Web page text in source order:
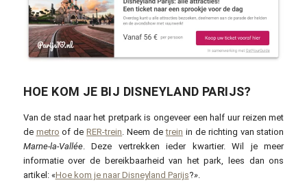
HOE KOM JE BIJ DISNEYLAND PARIJS?
Van de stad naar het pretpark is ongeveer een half uur reizen met
de metro of deRER-trein . Neem detrein in de richting van station
Marne-la-Vallée. Deze vertrekken ieder kwartier. Wil je meer
informatie over de bereikbaarheid van het park, lees dan ons
artikel: «Hoe kom je naar Disneyland Parijs?».